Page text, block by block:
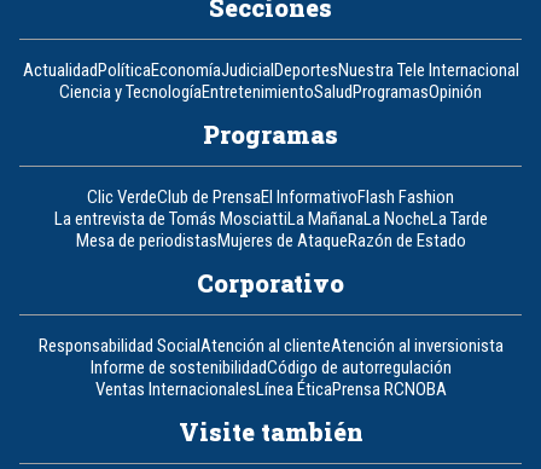
Secciones
ActualidadPolíticaEconomíaJudicialDeportesNuestra Tele Internacional
Ciencia y TecnologíaEntretenimientoSaludProgramasOpinión
Programas
Clic VerdeClub de PrensaEl InformativoFlash Fashion
La entrevista de Tomás MosciattiLa MañanaLa NocheLa Tarde
Mesa de periodistasMujeres de AtaqueRazón de Estado
Corporativo
Responsabilidad SocialAtención al clienteAtención al inversionista
Informe de sostenibilidadCódigo de autorregulación
Ventas InternacionalesLínea ÉticaPrensa RCNOBA
Visite también